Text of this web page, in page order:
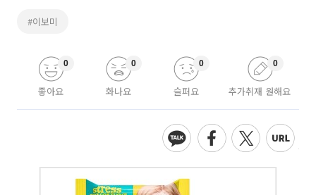
#이보미
좋아요
0
화나요
0
슬퍼요
0
추가취재 원해요
0